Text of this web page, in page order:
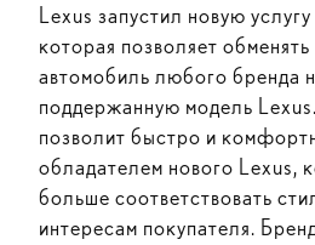
Lexus запустил новую
которая позволяет
автомобиль любого бренда
поддержанную модель
позволит быстро и
обладателем нового Lexus,
больше соответствовать
интересам покупателя.